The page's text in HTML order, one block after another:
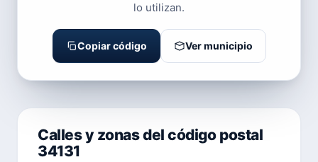
lo utilizan.
Copiar código Ver municipio
Calles y zonas del código postal
34131